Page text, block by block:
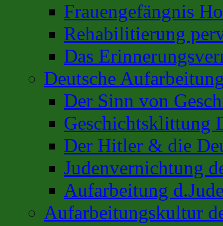
Frauengefängnis
Rehabilitierung
Das
Deutsche
Der Sinn von
Geschichtsklittung
Der Hitler & die
Judenvernichtung
Aufarbeitung
Aufarbeitungskultur